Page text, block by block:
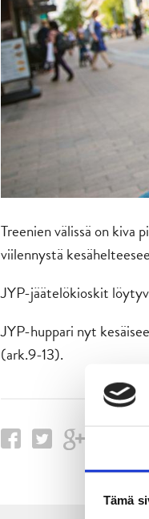
Tämä
Treenien välissä on kiva
viilennystä
JYP-jäätelökioskit
JYP-huppari nyt
(ark.9-13).